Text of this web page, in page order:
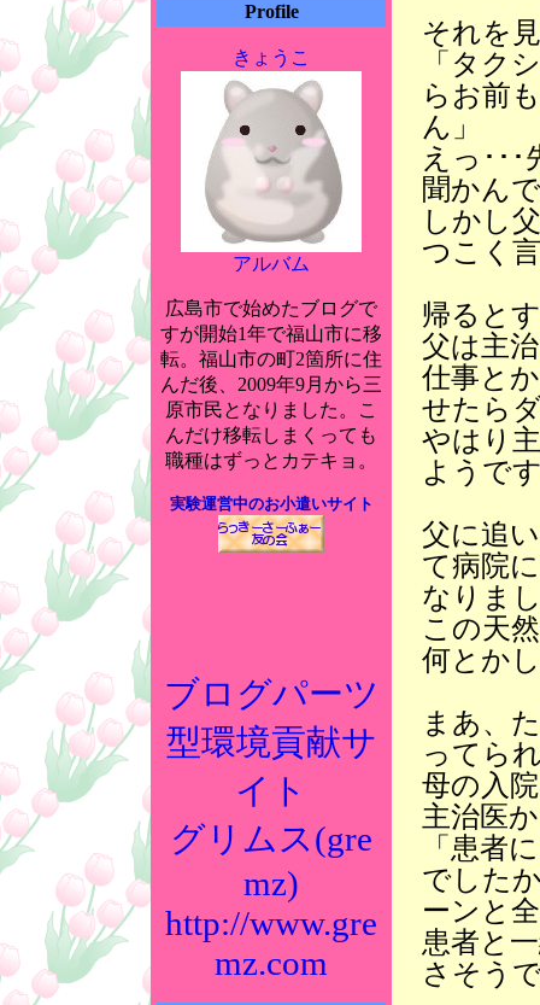
Profile
きょうこ
アルバム
広島市で始めたブログで
すが開始1年で福山市に移
転。福山市の町2箇所に住
んだ後、2009年9月から三
原市民となりました。こ
んだけ移転しまくっても
職種はずっとカテキョ。
実験運営中のお小遣いサイト
ブログパーツ
型環境貢献サ
イト
グリムス(gre
mz)
http://www.gre
mz.com
それを
「タク
らお前
ん」
えっ･･･
聞かん
しかし
つこく
帰ると
父は主
仕事と
せたら
やはり
ようで
父に追
て病院
なりま
この天
何とか
まあ、
ってら
母の入
主治医
「患者
でした
ーンと
患者と
さそう